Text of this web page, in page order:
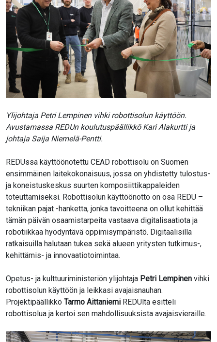
Ylijohtaja Petri Lempinen vihki robottisolun käyttöön.
Avustamassa REDUn koulutuspäällikkö Kari Alakurtti ja
johtaja Saija Niemelä-Pentti.
REDUssa käyttöönotettu CEAD robottisolu on Suomen
ensimmäinen laitekokonaisuus, jossa on yhdistetty tulostus-
ja koneistuskeskus suurten komposiittikappaleiden
toteuttamiseksi. Robottisolun käyttöönotto on osa REDU –
tekniikan pajat -hanketta, jonka tavoitteena on ollut kehittää
tämän päivän osaamistarpeita vastaava digitalisaatiota ja
robotiikkaa hyödyntävä oppimisympäristö. Digitaalisilla
ratkaisuilla halutaan tukea sekä alueen yritysten tutkimus-,
kehittämis- ja innovaatiotoimintaa.
Opetus- ja kulttuuriministeriön ylijohtaja Petri Lempinen vihki
robottisolun käyttöön ja leikkasi avajaisnauhan.
Projektipäällikkö Tarmo Aittaniemi REDUlta esitteli
robottisolua ja kertoi sen mahdollisuuksista avajaisvieraille.